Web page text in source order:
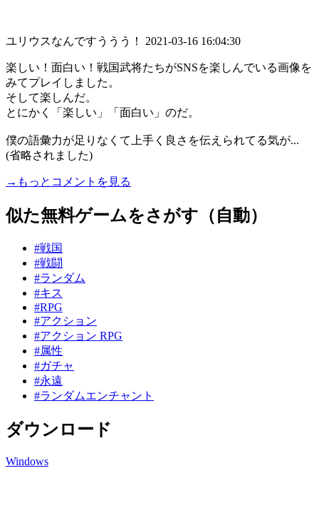
ユリウスなんですううう！ 2021-03-16 16:04:30
楽しい！面白い！戦国武将たちがSNSを楽しんでいる画像を
みてプレイしました。
そして楽しんだ。
とにかく「楽しい」「面白い」のだ。
僕の語彙力が足りなくて上手く良さを伝えられてる気が...
(省略されました)
→もっとコメントを見る
似た無料ゲームをさがす（自動）
#戦国
#戦闘
#ランダム
#キス
#RPG
#アクション
#アクション RPG
#属性
#ガチャ
#永遠
#ランダムエンチャント
ダウンロード
Windows